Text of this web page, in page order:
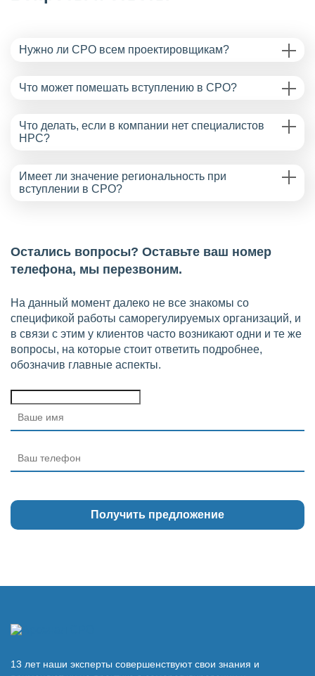
Нужно ли СРО всем проектировщикам?
Что может помешать вступлению в СРО?
Что делать, если в компании нет специалистов
НРС?
Имеет ли значение региональность при
вступлении в СРО?
Остались вопросы? Оставьте ваш номер
телефона, мы перезвоним.
На данный момент далеко не все знакомы со
спецификой работы саморегулируемых организаций, и
в связи с этим у клиентов часто возникают одни и те же
вопросы, на которые стоит ответить подробнее,
обозначив главные аспекты.
13 лет наши эксперты совершенствуют свои знания и